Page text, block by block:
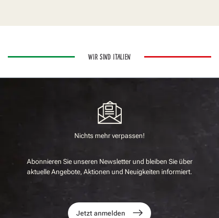
WIR SIND ITALIEN
Nichts mehr verpassen!
Abonnieren Sie unseren Newsletter und bleiben Sie über
aktuelle Angebote, Aktionen und Neuigkeiten informiert.
Jetzt anmelden